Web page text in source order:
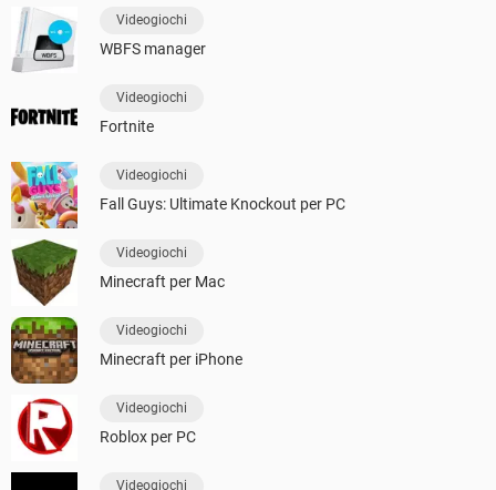
Videogiochi
WBFS manager
Videogiochi
Fortnite
Videogiochi
Fall Guys: Ultimate Knockout per PC
Videogiochi
Minecraft per Mac
Videogiochi
Minecraft per iPhone
Videogiochi
Roblox per PC
Videogiochi